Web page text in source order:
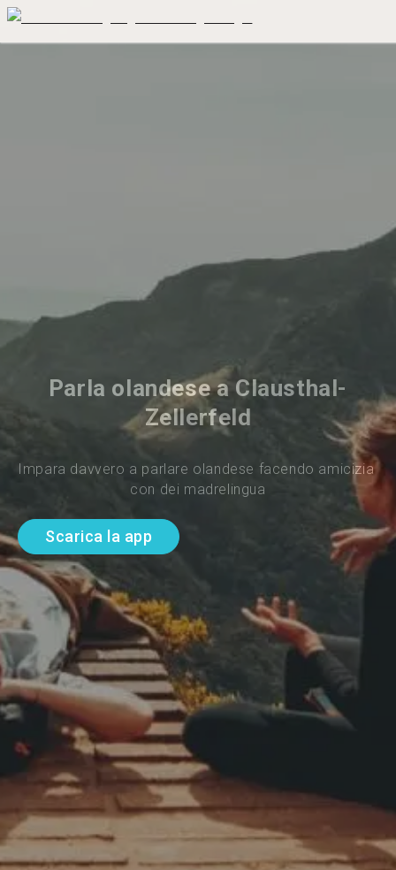
Parla olandese a Clausthal-
Zellerfeld
Impara davvero a parlare olandese facendo amicizia
con dei madrelingua
Scarica la app